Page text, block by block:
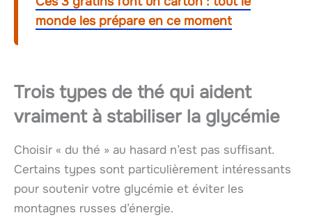
monde les prépare en ce moment
Trois types de thé qui aident
vraiment à stabiliser la glycémie
Choisir « du thé » au hasard n’est pas suffisant.
Certains types sont particulièrement intéressants
pour soutenir votre glycémie et éviter les
montagnes russes d’énergie.